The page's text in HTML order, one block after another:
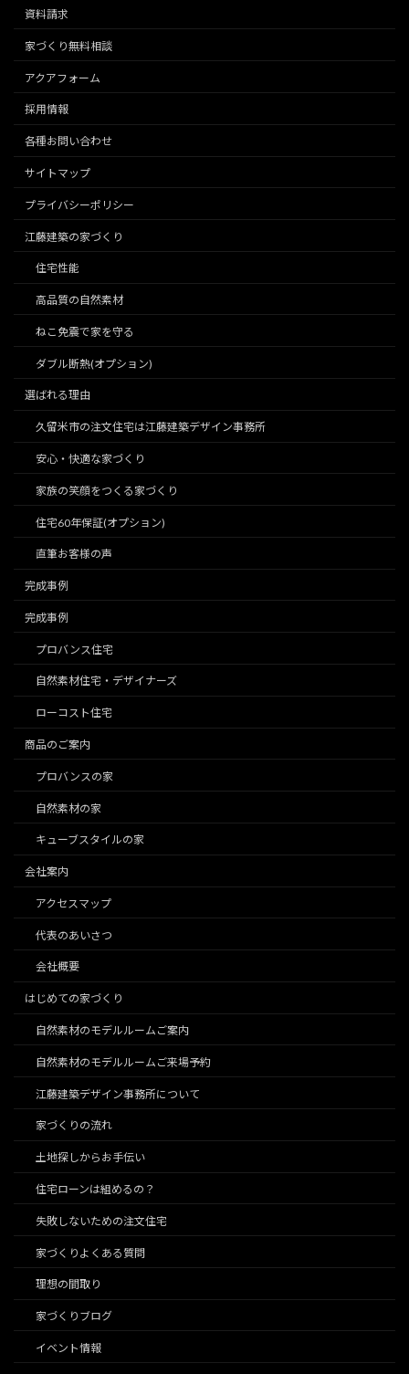
資料請求
家づくり無料相談
アクアフォーム
採用情報
各種お問い合わせ
サイトマップ
プライバシーポリシー
江藤建築の家づくり
住宅性能
高品質の自然素材
ねこ免震で家を守る
ダブル断熱(オプション)
選ばれる理由
久留米市の注文住宅は江藤建築デザイン事務所
安心・快適な家づくり
家族の笑顔をつくる家づくり
住宅60年保証(オプション)
直筆お客様の声
完成事例
完成事例
プロバンス住宅
自然素材住宅・デザイナーズ
ローコスト住宅
商品のご案内
プロバンスの家
自然素材の家
キューブスタイルの家
会社案内
アクセスマップ
代表のあいさつ
会社概要
はじめての家づくり
自然素材のモデルルームご案内
自然素材のモデルルームご来場予約
江藤建築デザイン事務所について
家づくりの流れ
土地探しからお手伝い
住宅ローンは組めるの？
失敗しないための注文住宅
家づくりよくある質問
理想の間取り
家づくりブログ
イベント情報